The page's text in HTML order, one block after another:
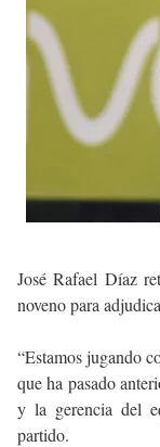
José Rafael Díaz
noveno para
“Estamos jugando
que ha pasado
y la gerencia del
partido.